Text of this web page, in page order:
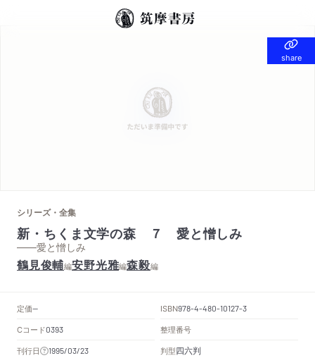
share
share
シリーズ・全集
新・ちくま文学の森 ７ 愛と憎しみ
——愛と憎しみ
鶴見俊輔編安野光雅編森毅編
定価-- ISBN978-4-480-10127-3
Cコード0393
整理番号
刊行日
1995/03/23 判型四六判